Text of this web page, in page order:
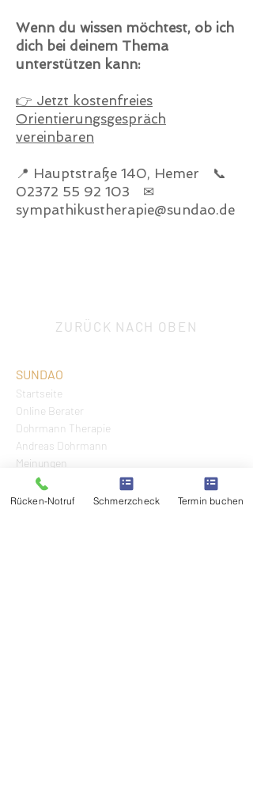
Wenn du wissen möchtest, ob ich
dich bei deinem Thema
unterstützen kann:
👉 Jetzt kostenfreies
Orientierungsgespräch
vereinbaren
📍 Hauptstraße 140, Hemer 📞
02372 55 92 103 ✉
sympathikustherapie@sundao.de
ZURÜCK NACH OBEN
SUNDAO
Startseite
Online Berater
Dohrmann Therapie
Andreas Dohrmann
Meinungen
LEISTUNGEN
Terminbuchung
Rücken-Notruf Schmerzcheck Termin buchen